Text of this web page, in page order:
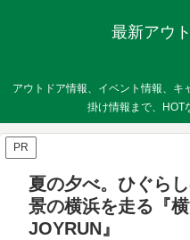
最新アウ
アウトドア情報、イベント情報、キ
掛け情報まで、HOT
PR
夏の夕べ。ひぐら
景の横浜を走る『
JOYRUN』